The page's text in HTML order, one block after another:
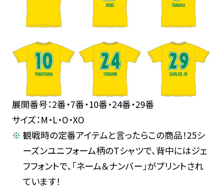
展開番号：2番・7番・10番・24番・29番
サイズ：M・L・O・XO
観戦時の定番アイテムと言ったらこの商品！25シ
ーズンユニフォーム柄のTシャツで、背中にはジェ
フフォントで、「ネーム＆ナンバー」がプリントされ
ています！